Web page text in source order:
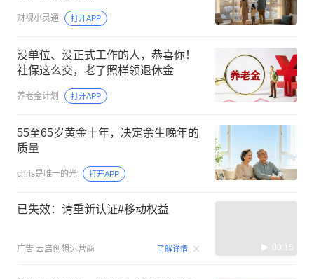
财视小灵通 打开APP
没单位、没正式工作的人，恭喜你！
社保这么交，老了照样领退休金
养老金计划 打开APP
55至65岁黄金十年，决定余生晚年的
质量
chris是唯一的光 打开APP
已失效：请重新认证#移动权益
广告 云启创想运营商 了解详情 00:15